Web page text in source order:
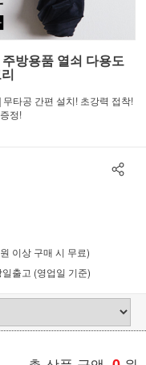
방용품 열쇠 다용도
타공 간편 설치! 초강력 접착!
정!
이상 구매 시 무료)
출고 (영업일 기준)